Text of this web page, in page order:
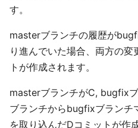
す。
masterブランチの履歴が
り進んでいた場合、両方の
トが作成されます。
masterブランチがC, bugfix
ブランチからbugfixブランチ
を取り込んだDコミットが作